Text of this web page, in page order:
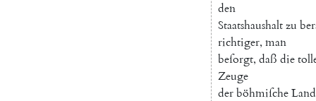
den
Staatshaushaltzu
richtiger, man
beſorgt, daß die
Zeuge
derböhmiſche